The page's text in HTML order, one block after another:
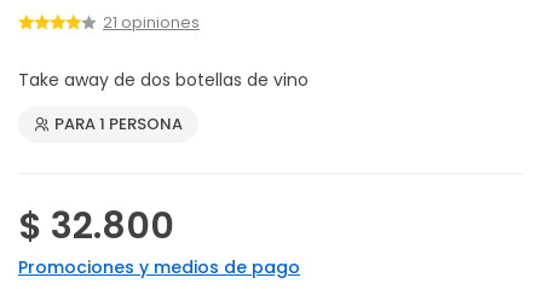
21 opiniones
Take away de dos botellas de vino
PARA 1 PERSONA
$ 32.800
Promociones y medios de pago